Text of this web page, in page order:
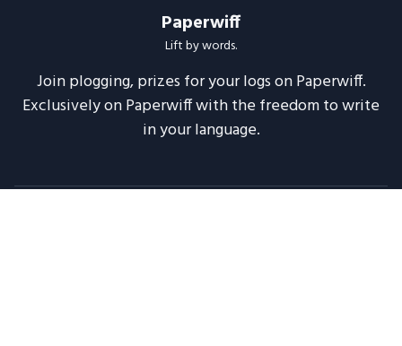
Paperwiff
Lift by words.
Join plogging, prizes for your logs on Paperwiff.
Exclusively on Paperwiff with the freedom to write
in your language.